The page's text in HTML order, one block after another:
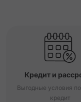
Кредит и
Выгодные условия
кредит